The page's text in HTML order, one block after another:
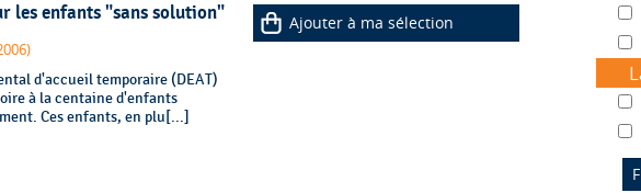
les enfants "sans solution"
d'accueil temporaire (DEAT)
à la centaine d'enfants
Ces enfants, en plu[...]
Ajouter à ma sélection